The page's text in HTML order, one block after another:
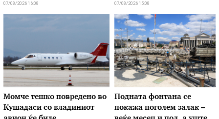
07/08/2026 16:08 07/08/2026 15:08
Момче тешко повредено во
Кушадаси со владиниот
Подната фонтана се
покажа поголем залак –